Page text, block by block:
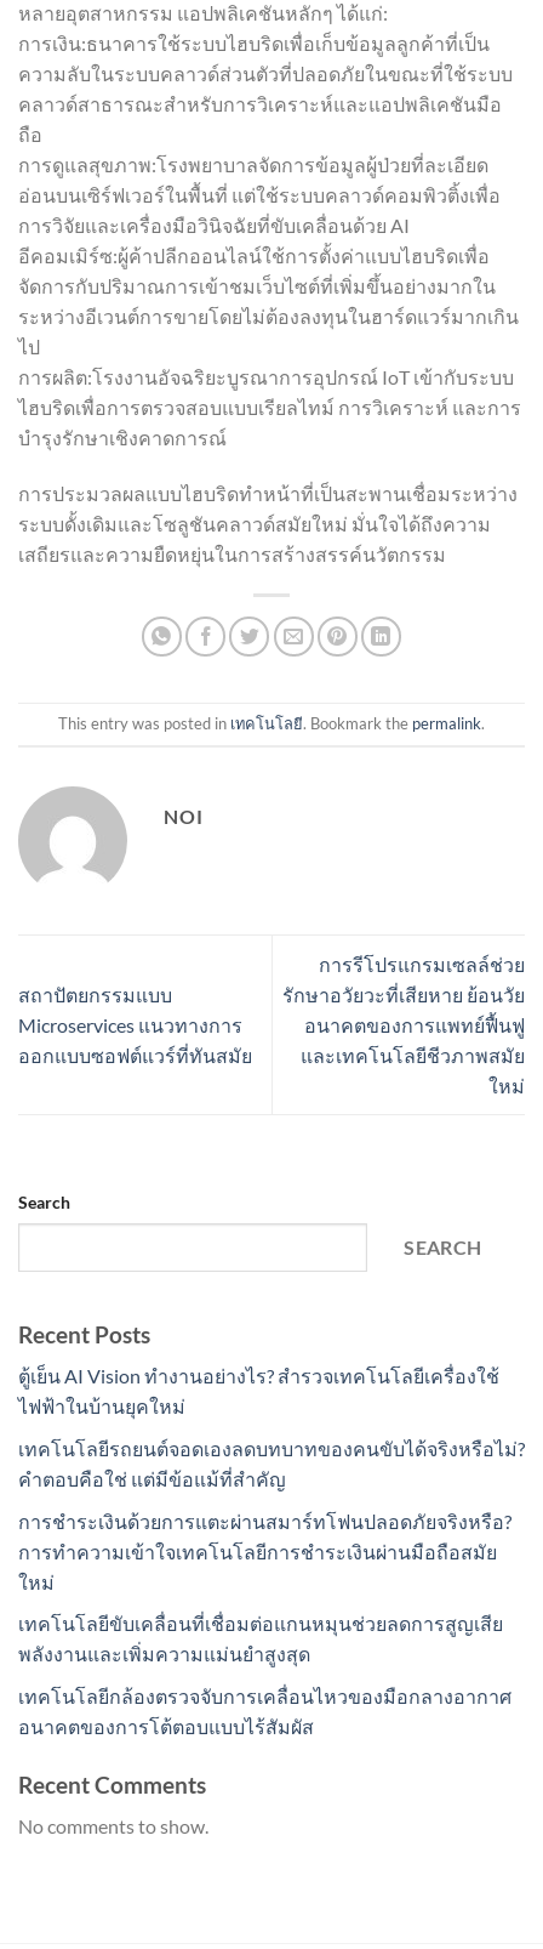
หลายอุตสาหกรรม แอปพลิเคชันหลักๆ ได้แก่:
การเงิน:ธนาคารใช้ระบบไฮบริดเพื่อเก็บข้อมูลลูกค้าที่เป็น
ความลับในระบบคลาวด์ส่วนตัวที่ปลอดภัยในขณะที่ใช้ระบบ
คลาวด์สาธารณะสำหรับการวิเคราะห์และแอปพลิเคชันมือ
ถือ
การดูแลสุขภาพ:โรงพยาบาลจัดการข้อมูลผู้ป่วยที่ละเอียด
อ่อนบนเซิร์ฟเวอร์ในพื้นที่ แต่ใช้ระบบคลาวด์คอมพิวติ้งเพื่อ
การวิจัยและเครื่องมือวินิจฉัยที่ขับเคลื่อนด้วย AI
อีคอมเมิร์ซ:ผู้ค้าปลีกออนไลน์ใช้การตั้งค่าแบบไฮบริดเพื่อ
จัดการกับปริมาณการเข้าชมเว็บไซต์ที่เพิ่มขึ้นอย่างมากใน
ระหว่างอีเวนต์การขายโดยไม่ต้องลงทุนในฮาร์ดแวร์มากเกิน
ไป
การผลิต:โรงงานอัจฉริยะบูรณาการอุปกรณ์ IoT เข้ากับระบบ
ไฮบริดเพื่อการตรวจสอบแบบเรียลไทม์ การวิเคราะห์ และการ
บำรุงรักษาเชิงคาดการณ์
การประมวลผลแบบไฮบริดทำหน้าที่เป็นสะพานเชื่อมระหว่าง
ระบบดั้งเดิมและโซลูชันคลาวด์สมัยใหม่ มั่นใจได้ถึงความ
เสถียรและความยืดหยุ่นในการสร้างสรรค์นวัตกรรม
This entry was posted in เทคโนโลยี. Bookmark the permalink.
NOI
สถาปัตยกรรมแบบ
Microservices แนวทางการ
ออกแบบซอฟต์แวร์ที่ทันสมัย
การรีโปรแกรมเซลล์ช่วย
รักษาอวัยวะที่เสียหาย ย้อนวัย
อนาคตของการแพทย์ฟื้นฟู
และเทคโนโลยีชีวภาพสมัย
ใหม่
Search
SEARCH
Recent Posts
ตู้เย็น AI Vision ทำงานอย่างไร? สำรวจเทคโนโลยีเครื่องใช้
ไฟฟ้าในบ้านยุคใหม่
เทคโนโลยีรถยนต์จอดเองลดบทบาทของคนขับได้จริงหรือไม่?
คำตอบคือใช่ แต่มีข้อแม้ที่สำคัญ
การชำระเงินด้วยการแตะผ่านสมาร์ทโฟนปลอดภัยจริงหรือ?
การทำความเข้าใจเทคโนโลยีการชำระเงินผ่านมือถือสมัย
ใหม่
เทคโนโลยีขับเคลื่อนที่เชื่อมต่อแกนหมุนช่วยลดการสูญเสีย
พลังงานและเพิ่มความแม่นยำสูงสุด
เทคโนโลยีกล้องตรวจจับการเคลื่อนไหวของมือกลางอากาศ
อนาคตของการโต้ตอบแบบไร้สัมผัส
Recent Comments
No comments to show.